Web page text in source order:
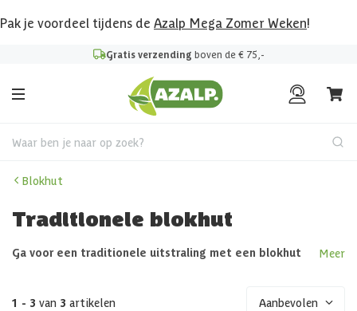
Pak je voordeel tijdens de Azalp Mega Zomer Weken!
Gratis verzending boven de € 75,-
Waar ben je naar op zoek?
Blokhut
Traditionele blokhut
Ga voor een traditionele uitstraling met een blokhut
Meer
1 - 3 van 3 artikelen Aanbevolen